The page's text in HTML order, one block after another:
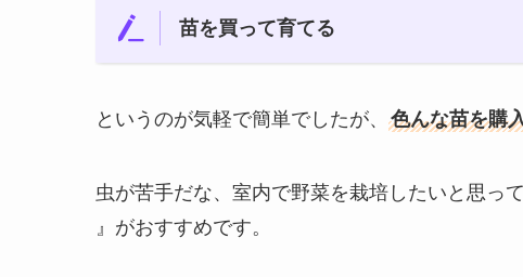
苗を買って育てる
というのが気軽で簡単でしたが、 色んな苗を購
虫が苦手だな、室内で野菜を栽培したいと思っ
』がおすすめです。